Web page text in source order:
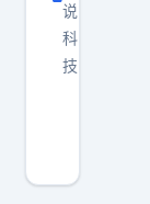
说
科
技
行